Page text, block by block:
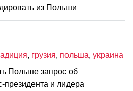
из Польши
, грузия, польша, украина
Польше запрос об
президента и лидера